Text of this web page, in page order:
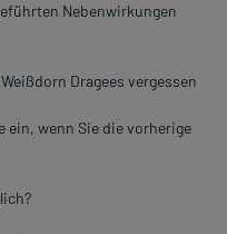
Nebenwirkungen
Dragees vergessen
ein, wenn Sie die vorherige